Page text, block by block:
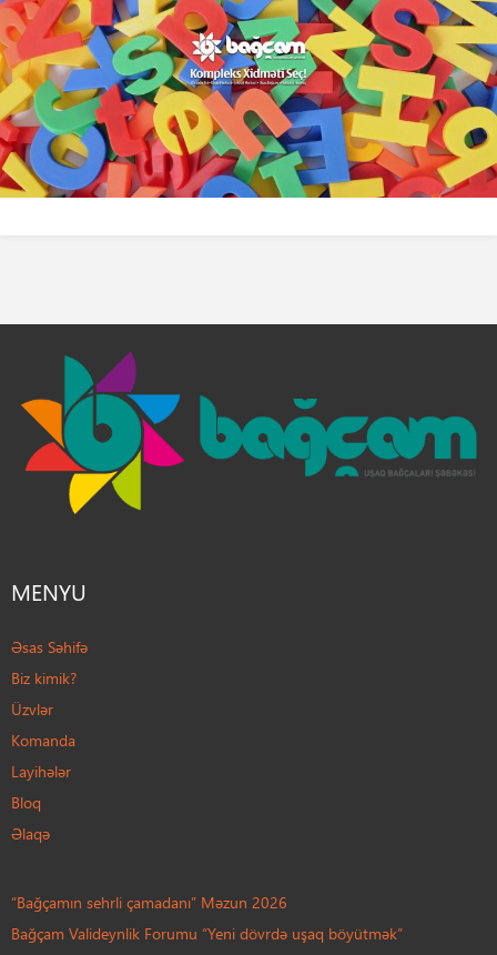
MENYU
Əsas Səhifə
Biz kimik?
Üzvlər
Komanda
Layihələr
Bloq
Əlaqə
“Bağçamın sehrli çamadanı” Məzun 2026
Bağçam Valideynlik Forumu “Yeni dövrdə uşaq böyütmək”